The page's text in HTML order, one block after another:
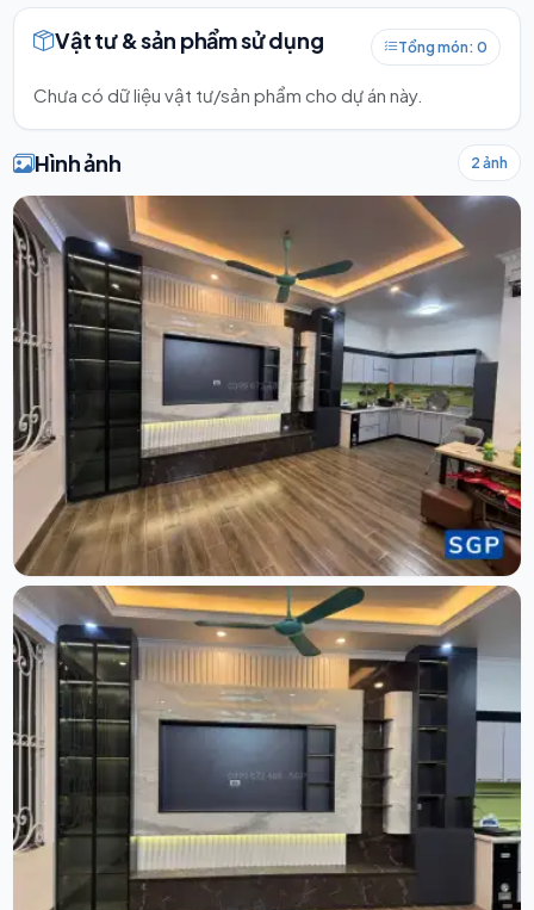
Vật tư & sản phẩm sử dụng Tổng món: 0
Chưa có dữ liệu vật tư/sản phẩm cho dự án này.
Hình ảnh 2 ảnh